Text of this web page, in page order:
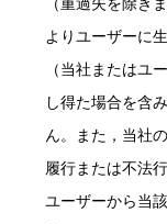
（重過失を除き
よりユーザーに
（当社またはユ
し得た場合を含
ん。また，当社
履行または不法
ユーザーから当